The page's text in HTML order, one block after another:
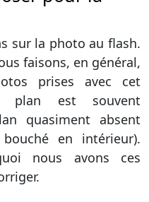
sur la photo au flash.
faisons, en général,
prises avec cet
plan est souvent
quasiment absent
en intérieur).
nous avons ces